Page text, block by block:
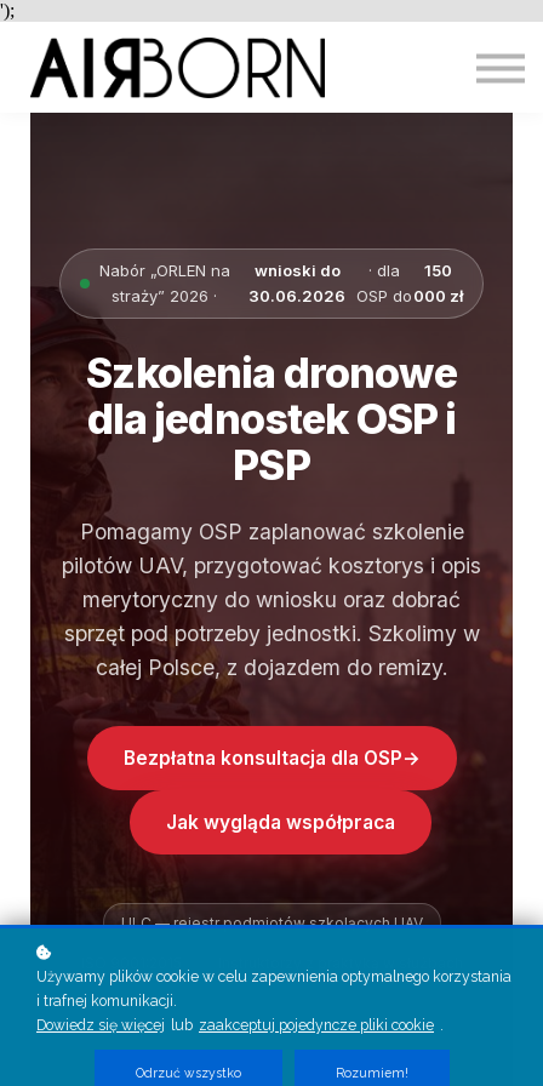
');
DOTACJE
MIASTA
KONTAKT
Nabór „ORLEN na
straży” 2026 ·
wnioski do
30.06.2026
· dla
OSP do
150
000 zł
Szkolenia dronowe
dla jednostek OSP i
PSP
Pomagamy OSP zaplanować szkolenie
pilotów UAV, przygotować kosztorys i opis
merytoryczny do wniosku oraz dobrać
sprzęt pod potrzeby jednostki. Szkolimy w
całej Polsce, z dojazdem do remizy.
Bezpłatna konsultacja dla OSP→
Jak wygląda współpraca
ULC — rejestr podmiotów szkolących UAV
Używamy plików cookie w celu zapewnienia optymalnego korzystania
i trafnej komunikacji.
Dowiedz się więcej lub zaakceptuj pojedyncze pliki cookie .
Odrzuć wszystko Rozumiem!